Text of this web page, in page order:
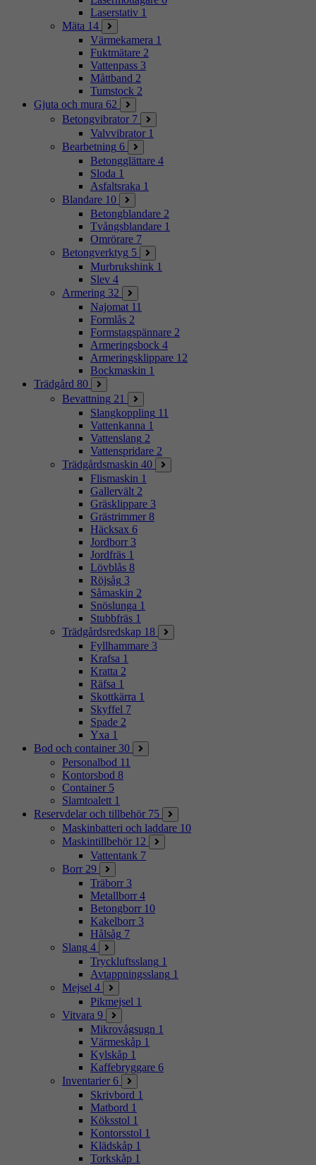
Laserstativ 1
Mäta 14
Värmekamera 1
Fuktmätare 2
Vattenpass 3
Måttband 2
Tumstock 2
Gjuta och mura 62
Betongvibrator 7
Valvvibrator 1
Bearbetning 6
Betongglättare 4
Sloda 1
Asfaltsraka 1
Blandare 10
Betongblandare 2
Tvångsblandare 1
Omrörare 7
Betongverktyg 5
Murbrukshink 1
Slev 4
Armering 32
Najomat 11
Formlås 2
Formstagspännare 2
Armeringsbock 4
Armeringsklippare 12
Bockmaskin 1
Trädgård 80
Bevattning 21
Slangkoppling 11
Vattenkanna 1
Vattenslang 2
Vattenspridare 2
Trädgårdsmaskin 40
Flismaskin 1
Gallervält 2
Gräsklippare 3
Grästrimmer 8
Häcksax 6
Jordborr 3
Jordfräs 1
Lövblås 8
Röjsåg 3
Såmaskin 2
Snöslunga 1
Stubbfräs 1
Trädgårdsredskap 18
Fyllhammare 3
Krafsa 1
Kratta 2
Räfsa 1
Skottkärra 1
Skyffel 7
Spade 2
Yxa 1
Bod och container 30
Personalbod 11
Kontorsbod 8
Container 5
Slamtoalett 1
Reservdelar och tillbehör 75
Maskinbatteri och laddare 10
Maskintillbehör 12
Vattentank 7
Borr 29
Träborr 3
Metallborr 4
Betongborr 10
Kakelborr 3
Hålsåg 7
Slang 4
Tryckluftsslang 1
Avtappningsslang 1
Mejsel 4
Pikmejsel 1
Vitvara 9
Mikrovågsugn 1
Värmeskåp 1
Kylskåp 1
Kaffebryggare 6
Inventarier 6
Skrivbord 1
Matbord 1
Köksstol 1
Kontorsstol 1
Klädskåp 1
Torkskåp 1